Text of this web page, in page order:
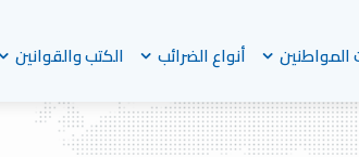
أنواع الضرائب الكتب والقوانين